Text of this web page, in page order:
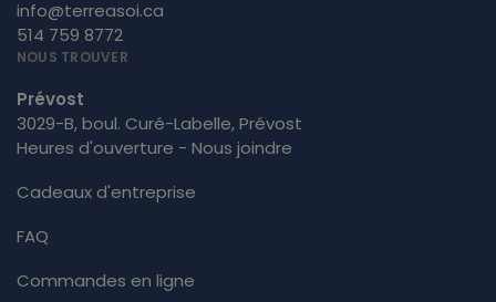
info@terreasoi.ca
514 759 8772
NOUS TROUVER
Prévost
3029-B, boul. Curé-Labelle, Prévost
Heures d'ouverture - Nous joindre
Cadeaux d'entreprise
FAQ
Commandes en ligne